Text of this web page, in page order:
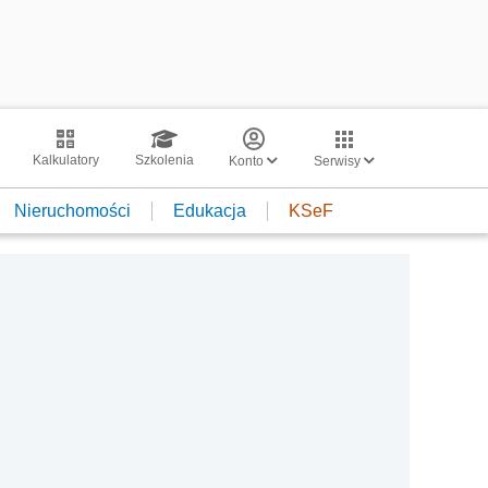
Kalkulatory Szkolenia Konto Serwisy
Nieruchomości Edukacja KSeF